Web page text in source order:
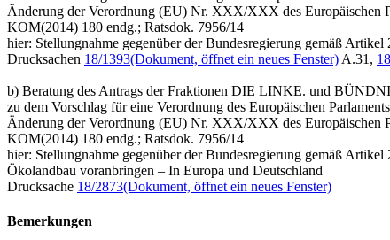
Änderung der Verordnung (EU) Nr. XXX/XXX des Europäischen
KOM(2014) 180 endg.; Ratsdok. 7956/14
hier: Stellungnahme gegenüber der Bundesregierung gemäß Artikel
Drucksachen 18/1393(Dokument, öffnet ein neues Fenster) A.31,
b) Beratung des Antrags der Fraktionen DIE LINKE. und
zu dem Vorschlag für eine Verordnung des Europäischen
Änderung der Verordnung (EU) Nr. XXX/XXX des Europäischen
KOM(2014) 180 endg.; Ratsdok. 7956/14
hier: Stellungnahme gegenüber der Bundesregierung gemäß Artikel
Ökolandbau voranbringen – In Europa und Deutschland
Drucksache 18/2873(Dokument, öffnet ein neues Fenster)
Bemerkungen